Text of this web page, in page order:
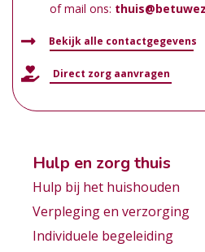
of mail ons:
Bekijk alle contactgegevens
Direct zorg aanvragen
Hulp en zorg thuis
Hulp bij het huishouden
Verpleging en verzorging
Individuele begeleiding